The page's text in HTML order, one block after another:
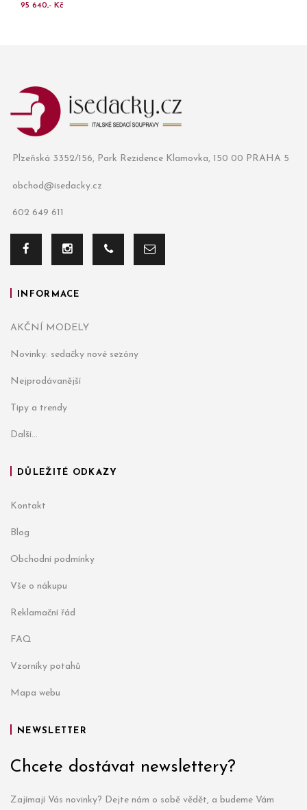
95 640,- Kč
Plzeňská 3352/156, Park Rezidence Klamovka, 150 00 PRAHA 5
obchod@isedacky.cz
602 649 611
INFORMACE
AKČNÍ MODELY
Novinky: sedačky nové sezóny
Nejprodávanější
Tipy a trendy
Další...
DŮLEŽITÉ ODKAZY
Kontakt
Blog
Obchodní podmínky
Vše o nákupu
Reklamační řád
FAQ
Vzorníky potahů
Mapa webu
NEWSLETTER
Chcete dostávat newslettery?
Zajímají Vás novinky? Dejte nám o sobě vědět, a budeme Vám